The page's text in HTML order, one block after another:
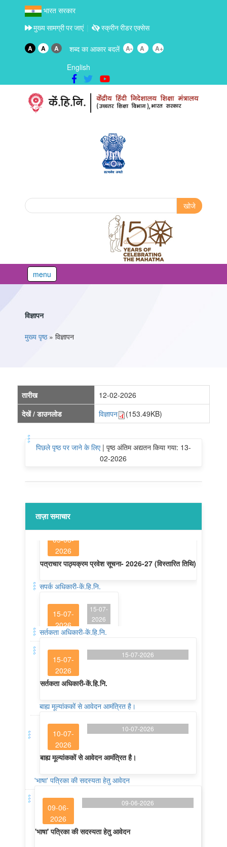
भारत सरकार
मुख्य सामग्री पर जाएं स्क्रीन रीडर एक्सेस
A A A शब्द का आकार बदलें A- A A+
English
Search form
खोजे
menu
विज्ञापन
You are here
मुख्य पृष्ठ» विज्ञापन
तारीख
12-02-2026
देखें / डाउनलोड
विज्ञापन (153.49KB)
पिछले पृष्ठ पर जाने के लिए| पृष्ठ अंतिम अद्यतन किया गया: 13-
02-2026
ताज़ा समाचार
सपर्क अधिकारी-कें.हि.नि.
2026
15-07-
सपर्क अधिकारी-कें.हि.नि.
सर्तकता अधिकारी-कें.हि.नि.
15-07-
2026
15-07-2026
सर्तकता अधिकारी-कें.हि.नि.
बाह्य मूल्यांककों से आवेदन आमंत्रित है।
10-07-
2026
10-07-2026
बाह्य मूल्यांककों से आवेदन आमंत्रित है।
'भाषा' पत्रिका की सदस्यता हेतु आवेदन
09-06-
2026
09-06-2026
'भाषा' पत्रिका की सदस्यता हेतु आवेदन